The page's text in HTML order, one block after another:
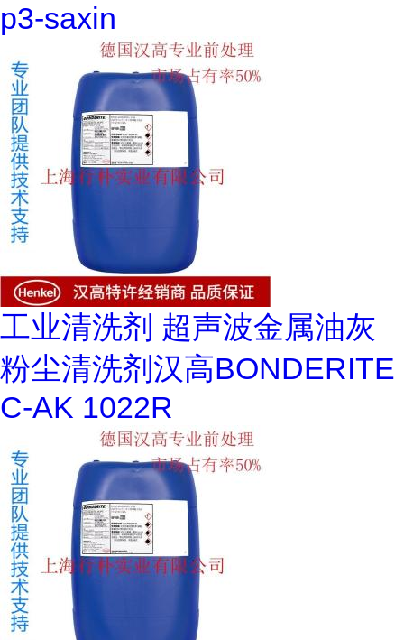
p3-saxin
工业清洗剂 超声波金属油灰
粉尘清洗剂汉高BONDERITE
C-AK 1022R